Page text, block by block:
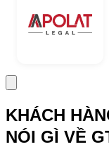
KHÁCH
NÓI GÌ VỀ